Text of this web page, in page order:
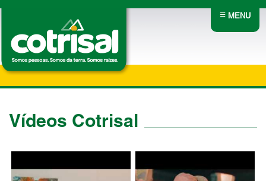
≡MENU
Vídeos Cotrisal